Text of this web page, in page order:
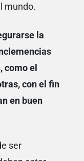
mundo.
la
como el
con el fin
en buen
ser